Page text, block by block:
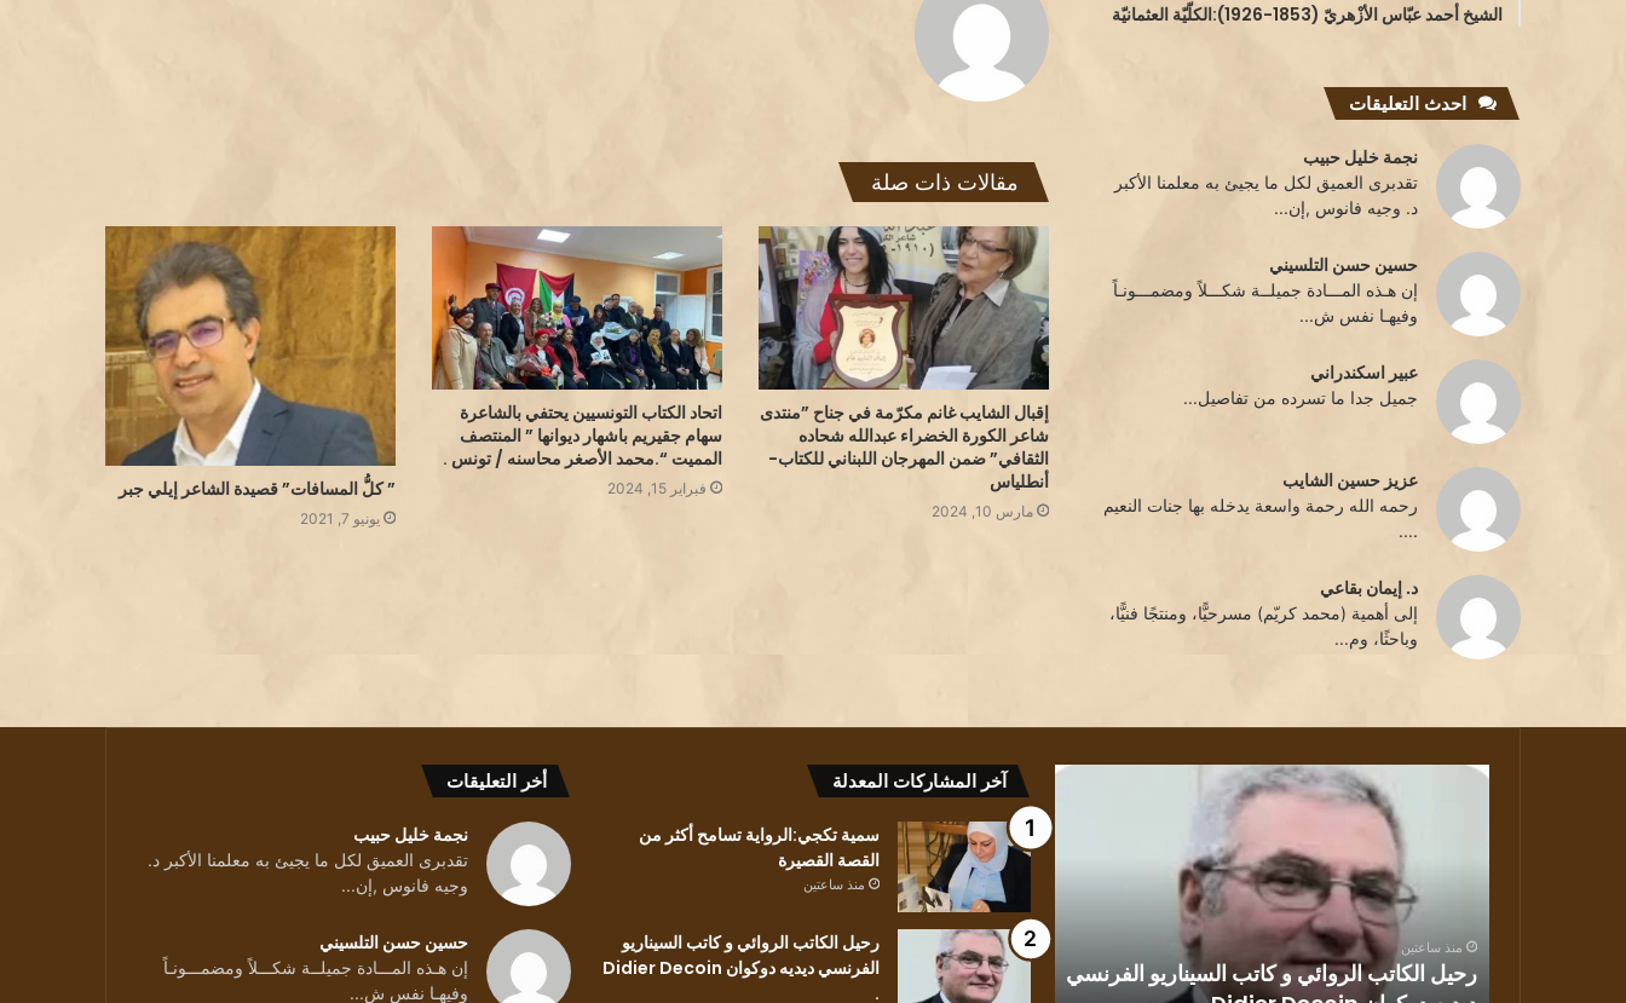
مقالات ذات صلة
إقبال الشايب غانم مكرّمة في جناح ”منتدى
شاعر الكورة الخضراء عبدالله شحاده
الثقافي” ضمن المهرجان اللبناني للكتاب-
أنطلياس
مارس 10, 2024
اتحاد الكتاب التونسيين يحتفي بالشاعرة
سهام جقيريم باشهار ديوانها ” المنتصف
المميت “.محمد الأصغر محاسنه / تونس .
فبراير 15, 2024 ” كلُّ المسافات” قصيدة الشاعر إيلي جبر
يونيو 7, 2021
الشيخ أحمد عبّاس الأزْهريّ (1853-1926):الكلّيّة العثمانيّة
احدث التعليقات
نجمة خليل حبيب
تقدبرى العميق لكل ما يجيئ به معلمنا الأكبر
د. وجيه فانوس ,إن...
حسين حسن التلسيني
إن هـذه المـــادة جميلــة شكـــلاً ومضمـــونـاً
وفيهـا نفس ش...
عبير اسكندراني
جميل جدا ما تسرده من تفاصيل...
عزيز حسين الشايب
رحمه الله رحمة واسعة يدخله بها جنات النعيم
....
د. إيمان بقاعي
إلى أهمية (محمد كريّم) مسرحيًّا، ومنتجًا فنيًّا،
وباحثًا، وم...
رحيل
ديديه
دوكوان
منذ ساعتين
رحيل الكاتب الروائي و كاتب السيناريو الفرنسي
قراءة
في
رواية
رسائل
للكاتب
الفلسطيني
منذ ساعتين
قراءة في رواية رسائل بلون وطن.. للكاتب
تكجي:الرواية
منذ ساعتين
سمية تكجي:الرواية تسامح أكثر من القصة
آخر المشاركات المعدلة
سمية تكجي:الرواية تسامح أكثر من
القصة القصيرة
منذ ساعتين
رحيل الكاتب الروائي و كاتب السيناريو
الفرنسي ديديه دوكوان Didier Decoin
.
أخر التعليقات
نجمة خليل حبيب
تقدبرى العميق لكل ما يجيئ به معلمنا الأكبر د.
وجيه فانوس ,إن...
حسين حسن التلسيني
إن هـذه المـــادة جميلــة شكـــلاً ومضمـــونـاً
وفيهـا نفس ش...